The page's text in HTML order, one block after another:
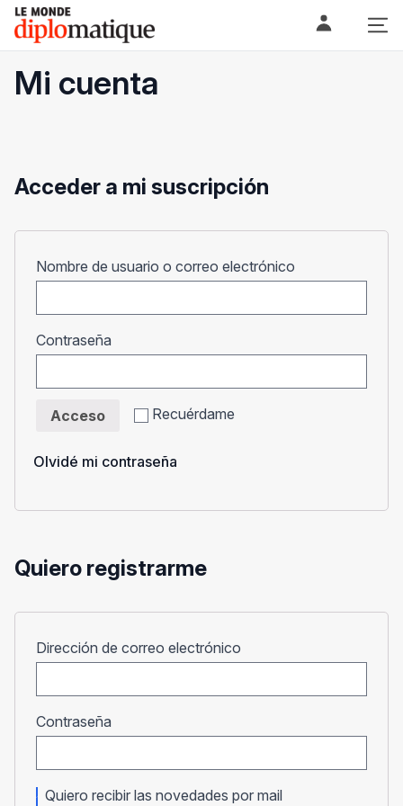
Skip
content
Le monde diplomatique
Mi cuenta
Acceder a mi suscripción
Nombre de usuario o correo electrónico
Contraseña
Recuérdame
Acceso
Olvidé mi contraseña
Quiero registrarme
Dirección de correo electrónico
Contraseña
Quiero recibir las novedades por mail